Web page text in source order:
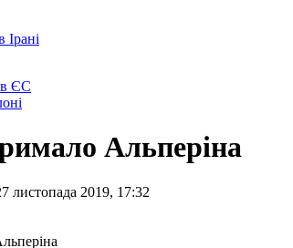
Ірані
в ЄС
Альперіна
листопада 2019, 17:32